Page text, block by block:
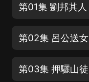
第01集 劉邦其人
第02集 呂公送女
第03集 押驪山徒